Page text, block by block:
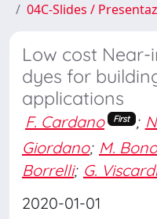
04C-Slides /
Low cost
dyes for
applications
F. Cardano First ;
Giordano; M.
Borrelli; G. Viscardi
2020-01-01